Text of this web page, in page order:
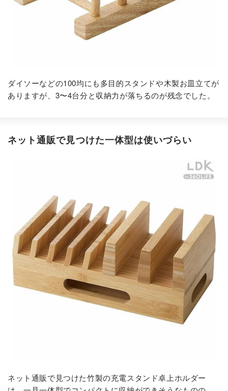
ダイソーなどの100均にも多目的スタンドや木製お皿立てが
ありますが、3〜4台分と収納力が落ちるのが残念でした。
ネット通販で見つけた一体型は使いづらい
ネット通販で見つけた竹製の充電スタンド卓上ホルダー